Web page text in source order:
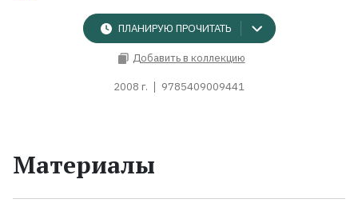
ПЛАНИРУЮ ПРОЧИТАТЬ
Добавить в коллекцию
2008 г. 9785409009441
Материалы